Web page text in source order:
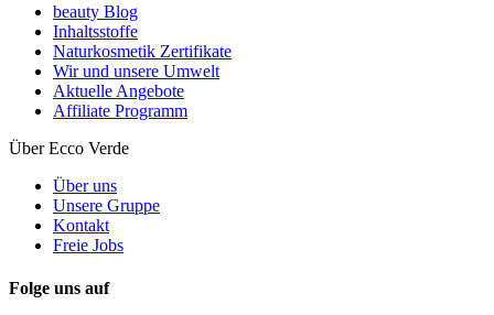
beauty Blog
Inhaltsstoffe
Naturkosmetik Zertifikate
Wir und unsere Umwelt
Aktuelle Angebote
Affiliate Programm
Über Ecco Verde
Über uns
Unsere Gruppe
Kontakt
Freie Jobs
Folge uns auf